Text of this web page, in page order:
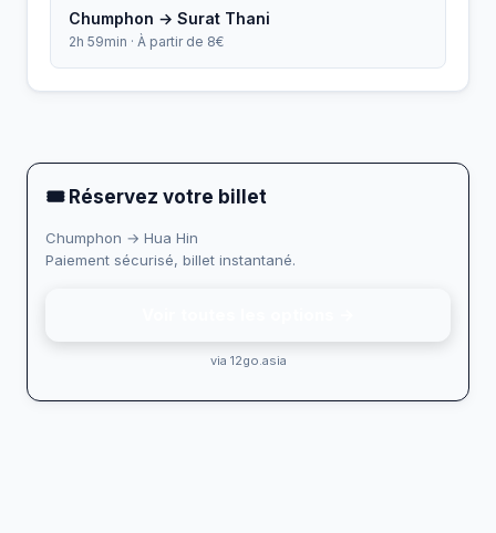
Chumphon → Surat Thani
2h 59min · À partir de 8€
🎟 Réservez votre billet
Chumphon → Hua Hin
Paiement sécurisé, billet instantané.
via 12go.asia